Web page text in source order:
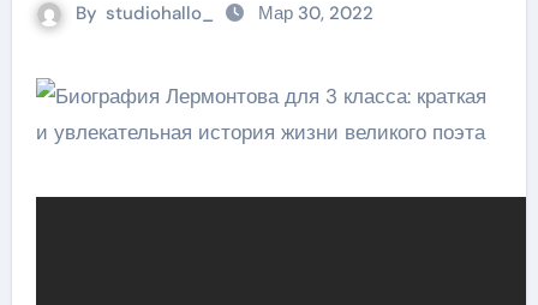
By studiohallo_ Мар 30, 2022